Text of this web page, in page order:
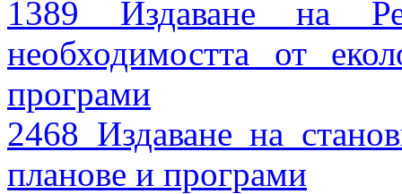
1389 Издаване на
необходимостта от
програми
2468 Издаване на
планове и програми